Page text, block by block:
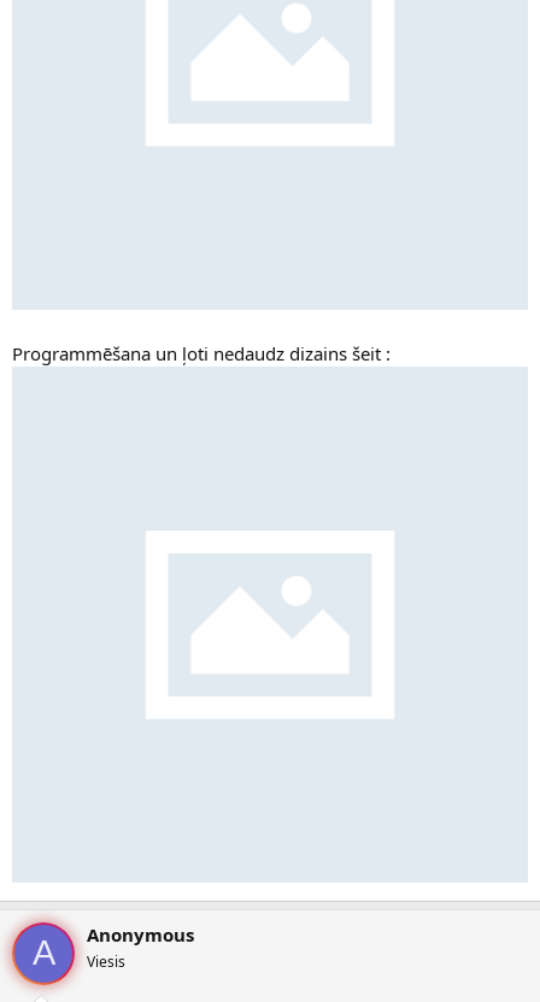
Programmēšana un ļoti nedaudz dizains šeit :
A Anonymous
Viesis